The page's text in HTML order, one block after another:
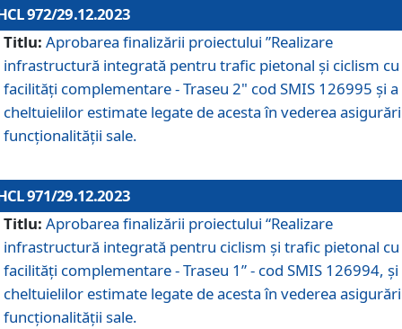
972/29.12.2023
Titlu: Aprobarea finalizării proiectului ”Realizare
infrastructură integrată pentru trafic pietonal și ciclism cu
facilități complementare - Traseu 2" cod SMIS 126995 și a
cheltuielilor estimate legate de acesta în vederea
funcționalității sale.
971/29.12.2023
Titlu: Aprobarea finalizării proiectului “Realizare
infrastructură integrată pentru ciclism şi trafic pietonal cu
facilităţi complementare - Traseu 1” - cod SMIS 126994, și
cheltuielilor estimate legate de acesta în vederea
funcționalității sale.